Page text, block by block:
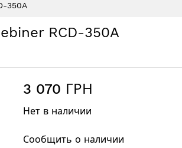
350A
RCD-350A
3 070 ГРН
Нет в наличии
Сообщить о наличии